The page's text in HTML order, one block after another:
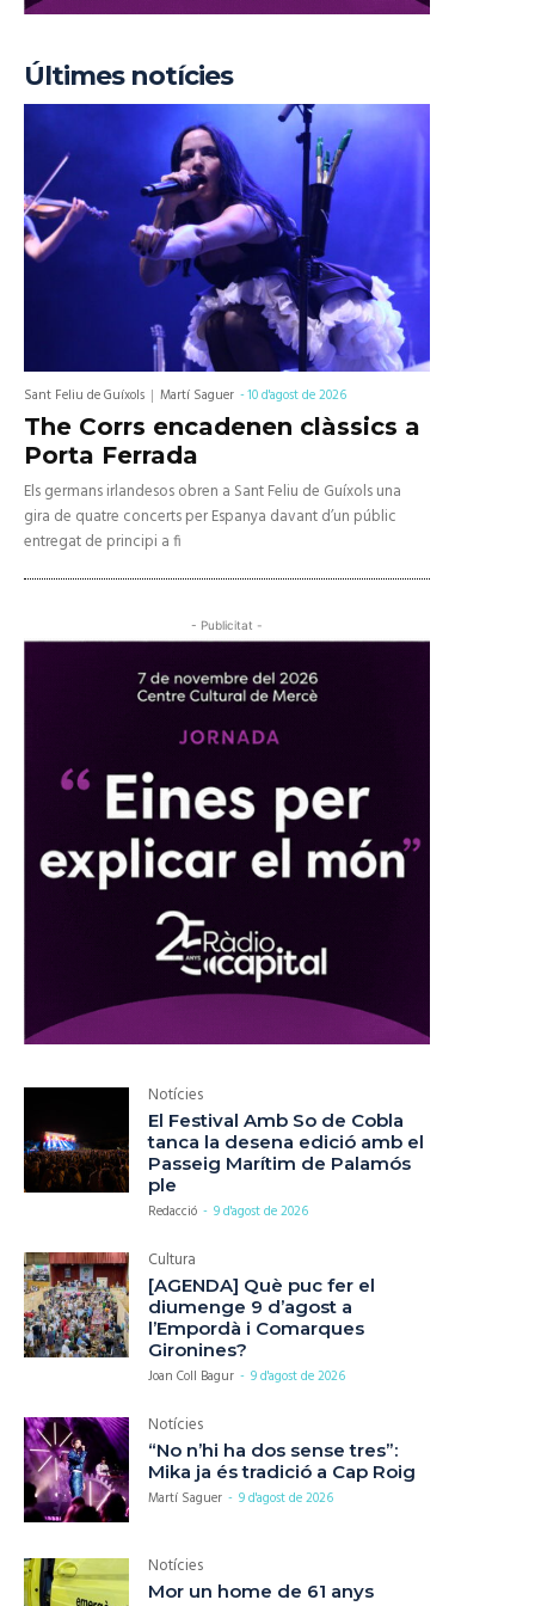
Últimes notícies
Sant Feliu de Guíxols Martí Saguer -10 d'agost de 2026
The Corrs encadenen clàssics a
Porta Ferrada
Els germans irlandesos obren a Sant Feliu de Guíxols una
gira de quatre concerts per Espanya davant d’un públic
entregat de principi a fi
- Publicitat -
Notícies
El Festival Amb So de Cobla
tanca la desena edició amb el
Passeig Marítim de Palamós
ple
Redacció - 9 d'agost de 2026
Cultura
[AGENDA] Què puc fer el
diumenge 9 d’agost a
l’Empordà i Comarques
Gironines?
Joan Coll Bagur - 9 d'agost de 2026
Notícies
“No n’hi ha dos sense tres”:
Mika ja és tradició a Cap Roig
Martí Saguer - 9 d'agost de 2026
Notícies
Mor un home de 61 anys